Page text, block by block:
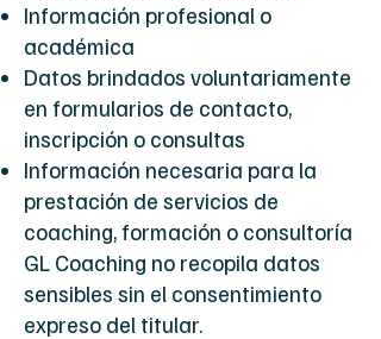
Información profesional o
académica
Datos brindados voluntariamente
en formularios de contacto,
inscripción o consultas
Información necesaria para la
prestación de servicios de
coaching, formación o consultoría
GL Coaching no recopila datos
sensibles sin el consentimiento
expreso del titular.